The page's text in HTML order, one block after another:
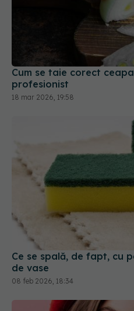
Cum se taie corect
profesionist
18 mar 2026, 19:58
Ce se spală, de fapt, cu
de vase
08 feb 2026, 18:34